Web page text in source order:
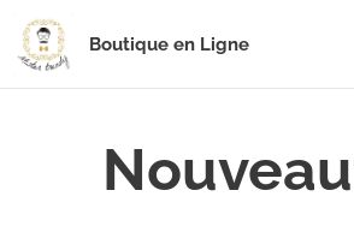
Boutique en Ligne